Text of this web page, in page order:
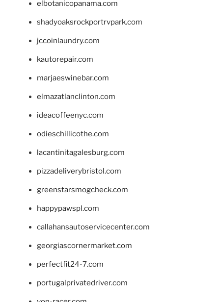
elbotanicopanama.com
shadyoaksrockportrvpark.com
jccoinlaundry.com
kautorepair.com
marjaeswinebar.com
elmazatlanclinton.com
ideacoffeenyc.com
odieschillicothe.com
lacantinitagalesburg.com
pizzadeliverybristol.com
greenstarsmogcheck.com
happypawspl.com
callahansautoservicecenter.com
georgiascornermarket.com
perfectfit24-7.com
portugalprivatedriver.com